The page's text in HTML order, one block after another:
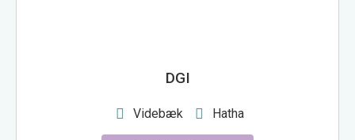
DGI
Videbæk Hatha